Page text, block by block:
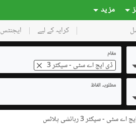
مز ید
کرایہ کے لیے ایجنٹس
مقام
ڈی ایچ اے سٹی - سیکٹر 3
مطلوبہ الفاظ
سٹی - سیکٹر 3 رہائشی پلاٹس